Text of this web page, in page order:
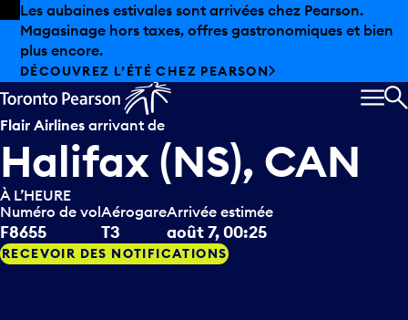
Skip to offers
Passer au contenu principal
Les aubaines estivales sont arrivées chez Pearson.
Magasinage hors taxes, offres gastronomiques et bien
plus encore.
DÉCOUVREZ L’ÉTÉ CHEZ PEARSON
Flair Airlines arrivant de
Halifax (NS), CAN
À L’HEURE
Numéro de vol
F8655
Aérogare
T3
Arrivée estimée
août 7, 00:25
RECEVOIR DES NOTIFICATIONS